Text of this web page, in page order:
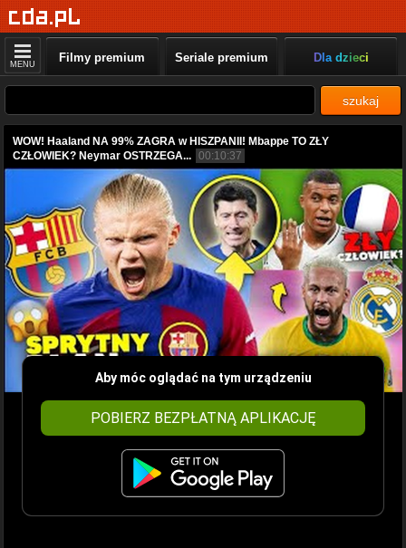
MENU Filmy premium Seriale premium Dla dzieci
szukaj
WOW! Haaland NA 99% ZAGRA w HISZPANII! Mbappe TO ZŁY
CZŁOWIEK? Neymar OSTRZEGA... 00:10:37
Aby móc oglądać na tym urządzeniu
POBIERZ BEZPŁATNĄ APLIKACJĘ